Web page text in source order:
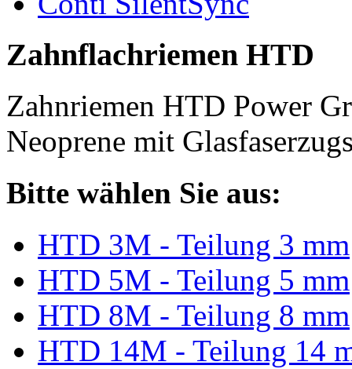
Zahnflachriemen HTD
Zahnriemen HTD Power
Neoprene mit
Bitte wählen Sie aus:
HTD 3M - Teilung 3 mm
HTD 5M - Teilung 5 mm
HTD 8M - Teilung 8 mm
HTD 14M - Teilung 14